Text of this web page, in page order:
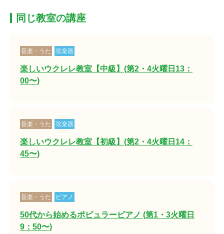
同じ教室の講座
音楽・うた 弦楽器
楽しいウクレレ教室【中級】(第2・4火曜日13：
00〜)
音楽・うた 弦楽器
楽しいウクレレ教室【初級】(第2・4火曜日14：
45〜)
音楽・うた ピアノ
50代から始めるポピュラーピアノ (第1・3火曜日
9：50〜)